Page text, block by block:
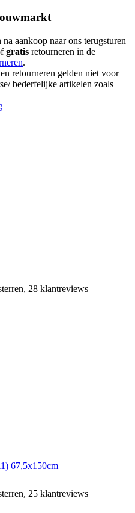
aankoop naar ons terugsturen
gratis retourneren in de
.
retourneren gelden niet voor
bederfelijke artikelen zoals
28 klantreviews
67,5x150cm
25 klantreviews